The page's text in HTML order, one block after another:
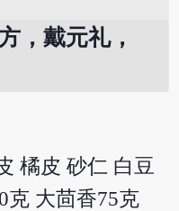
，戴元礼，
橘皮 砂仁 白豆
克 大茴香75克